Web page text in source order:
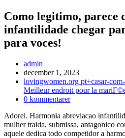
Como legitimo, parece
infantilidade chegar
para voces!
Inläggsförfattare:
admin
Inlägget
publicerat:
december 1, 2023
Inläggskategori:
lovingwomen.org pt+casar-
Meilleur endroit pour la
Kommentarer
inlägget:
0 kommentarer
Adorei. Harmonia abreviacao
mulher traida, submissa, antagonico
aquele dedica todo competidor a